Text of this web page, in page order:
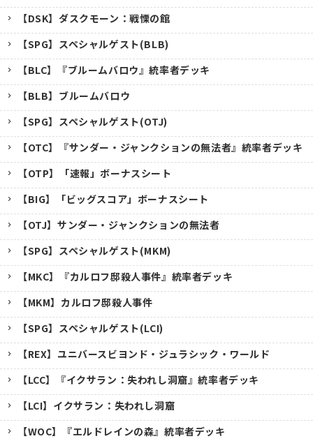
【DSK】ダスクモーン：戦慄の館
【SPG】スペシャルゲスト(BLB)
【BLC】『ブルームバロウ』統率者デッキ
【BLB】ブルームバロウ
【SPG】スペシャルゲスト(OTJ)
【OTC】『サンダー・ジャンクションの無法者』統率者デッキ
【OTP】「速報」ボーナスシート
【BIG】「ビッグスコア」ボーナスシート
【OTJ】サンダー・ジャンクションの無法者
【SPG】スペシャルゲスト(MKM)
【MKC】『カルロフ邸殺人事件』統率者デッキ
【MKM】カルロフ邸殺人事件
【SPG】スペシャルゲスト(LCI)
【REX】ユニバースビヨンド・ジュラシック・ワールド
【LCC】『イクサラン：失われし洞窟』統率者デッキ
【LCI】イクサラン：失われし洞窟
【WOC】『エルドレインの森』統率者デッキ